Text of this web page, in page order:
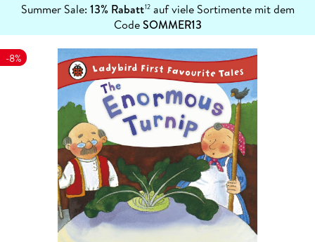
Summer Sale: 13% Rabatt12auf viele Sortimente mit dem
CodeSOMMER13
erfahren
-8%